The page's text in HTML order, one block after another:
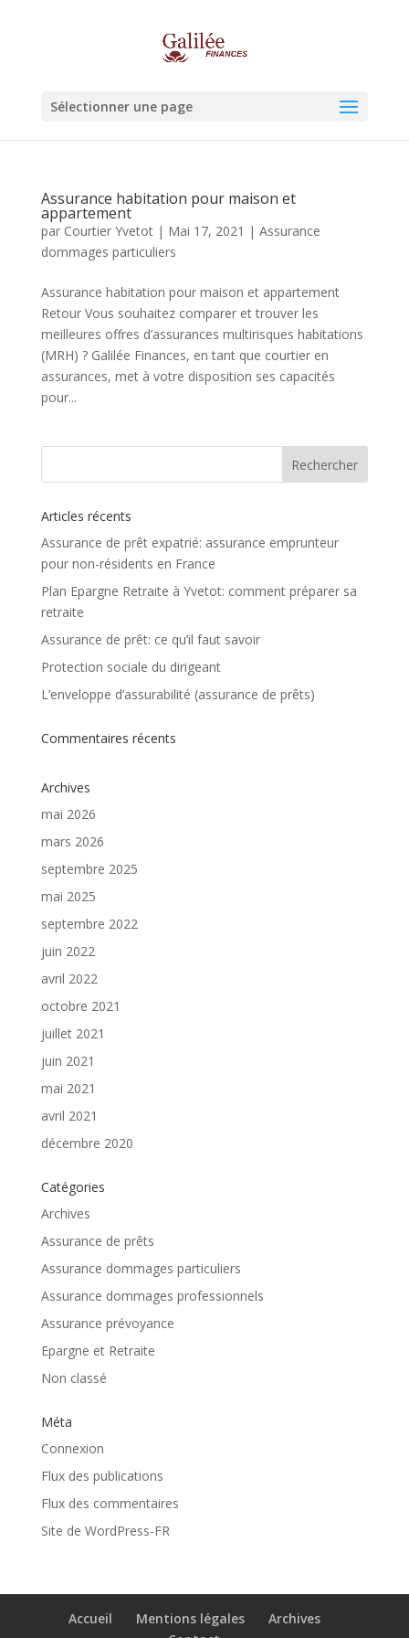
Sélectionner une page
Assurance habitation pour maison et
appartement
par Courtier Yvetot| Mai 17, 2021 | Assurance
dommages particuliers
Assurance habitation pour maison et appartement
Retour Vous souhaitez comparer et trouver les
meilleures offres d’assurances multirisques habitations
(MRH) ? Galilée Finances, en tant que courtier en
assurances, met à votre disposition ses capacités
pour...
Articles récents
Assurance de prêt expatrié: assurance emprunteur
pour non-résidents en France
Plan Epargne Retraite à Yvetot: comment préparer sa
retraite
Assurance de prêt: ce qu’il faut savoir
Protection sociale du dirigeant
L’enveloppe d’assurabilité (assurance de prêts)
Commentaires récents
Archives
mai 2026
mars 2026
septembre 2025
mai 2025
septembre 2022
juin 2022
avril 2022
octobre 2021
juillet 2021
juin 2021
mai 2021
avril 2021
décembre 2020
Catégories
Archives
Assurance de prêts
Assurance dommages particuliers
Assurance dommages professionnels
Assurance prévoyance
Epargne et Retraite
Non classé
Méta
Connexion
Flux des publications
Flux des commentaires
Site de WordPress-FR
Accueil Mentions légales
Archives